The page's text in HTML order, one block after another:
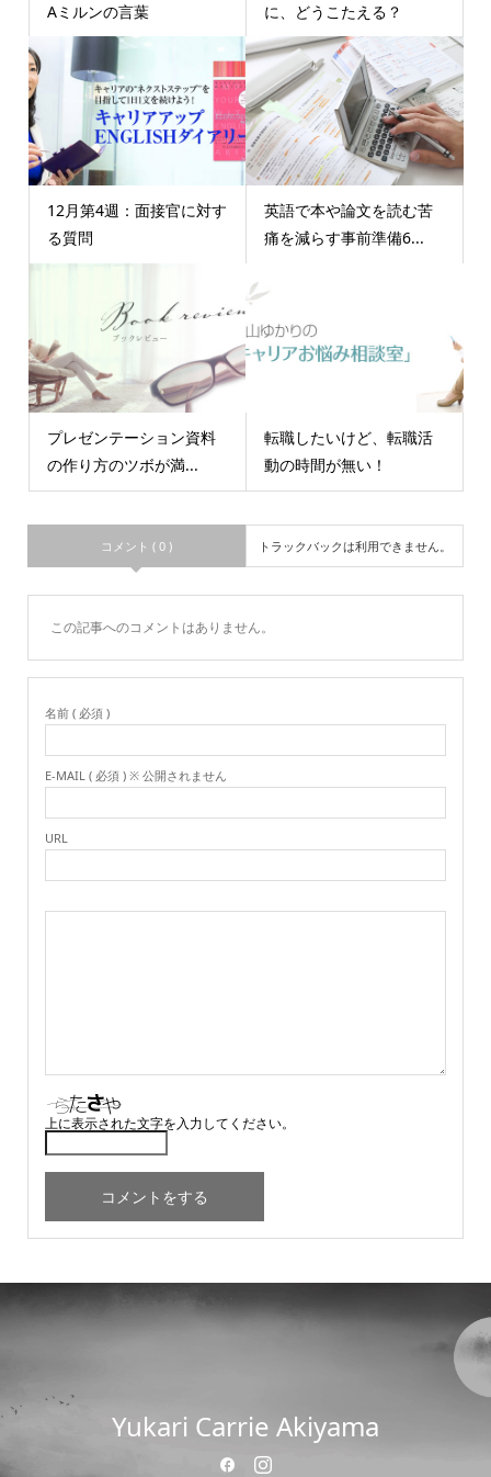
Aミルンの言葉
に、どうこたえる？
12月第4週：面接官に対す
る質問
英語で本や論文を読む苦
痛を減らす事前準備6...
プレゼンテーション資料
の作り方のツボが満...
転職したいけど、転職活
動の時間が無い！
コメント ( 0 ) トラックバックは利用できません。
この記事へのコメントはありません。
名前 ( 必須 )
E-MAIL ( 必須 ) ※ 公開されません
URL
上に表示された文字を入力してください。
Yukari Carrie Akiyama